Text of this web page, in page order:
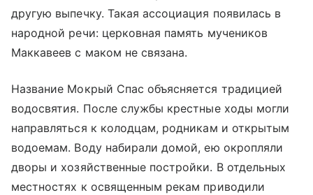
другую выпечку. Такая ассоциация появилась в
народной речи: церковная память мучеников
Маккавеев с маком не связана.
Название Мокрый Спас объясняется традицией
водосвятия. После службы крестные ходы могли
направляться к колодцам, родникам и открытым
водоемам. Воду набирали домой, ею окропляли
дворы и хозяйственные постройки. В отдельных
местностях к освященным рекам приводили